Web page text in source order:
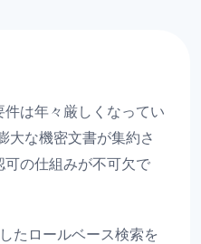
は年々厳しくなってい
大な機密文書が集約さ
の仕組みが不可欠で
たロールベース検索を